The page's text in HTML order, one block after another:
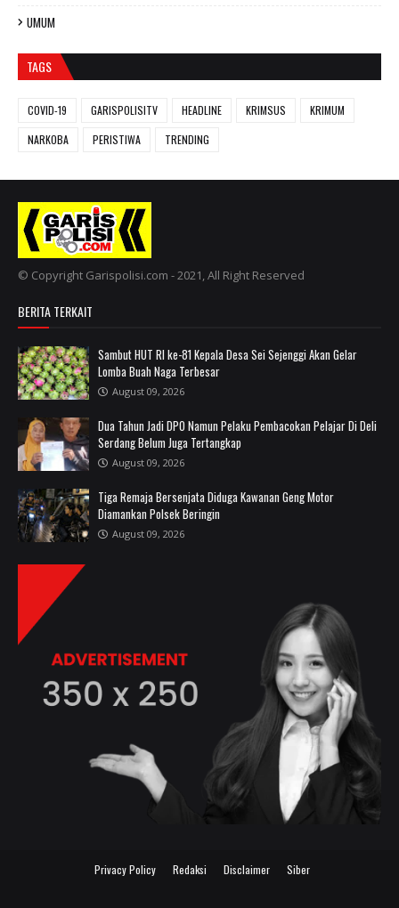
UMUM
TAGS
COVID-19 GARISPOLISITV HEADLINE KRIMSUS
KRIMUM
NARKOBA
PERISTIWA TRENDING
© Copyright Garispolisi.com - 2021, All Right Reserved
BERITA TERKAIT
Sambut HUT RI ke-81 Kepala Desa Sei Sejenggi Akan Gelar
Lomba Buah Naga Terbesar
August 09, 2026
Dua Tahun Jadi DPO Namun Pelaku Pembacokan Pelajar Di Deli
Serdang Belum Juga Tertangkap
August 09, 2026
Tiga Remaja Bersenjata Diduga Kawanan Geng Motor
Diamankan Polsek Beringin
August 09, 2026
Privacy Policy Redaksi Disclaimer Siber